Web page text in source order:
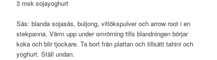
3 msk sojayoghurt
Sås: blanda sojasås, buljong, vitlökspulver och arrow root i en
stekpanna. Värm upp under omrörning tills blandningen börjar
koka och blir tjockare. Ta bort från plattan och tillsätt tahini och
yoghurt. Ställ undan.